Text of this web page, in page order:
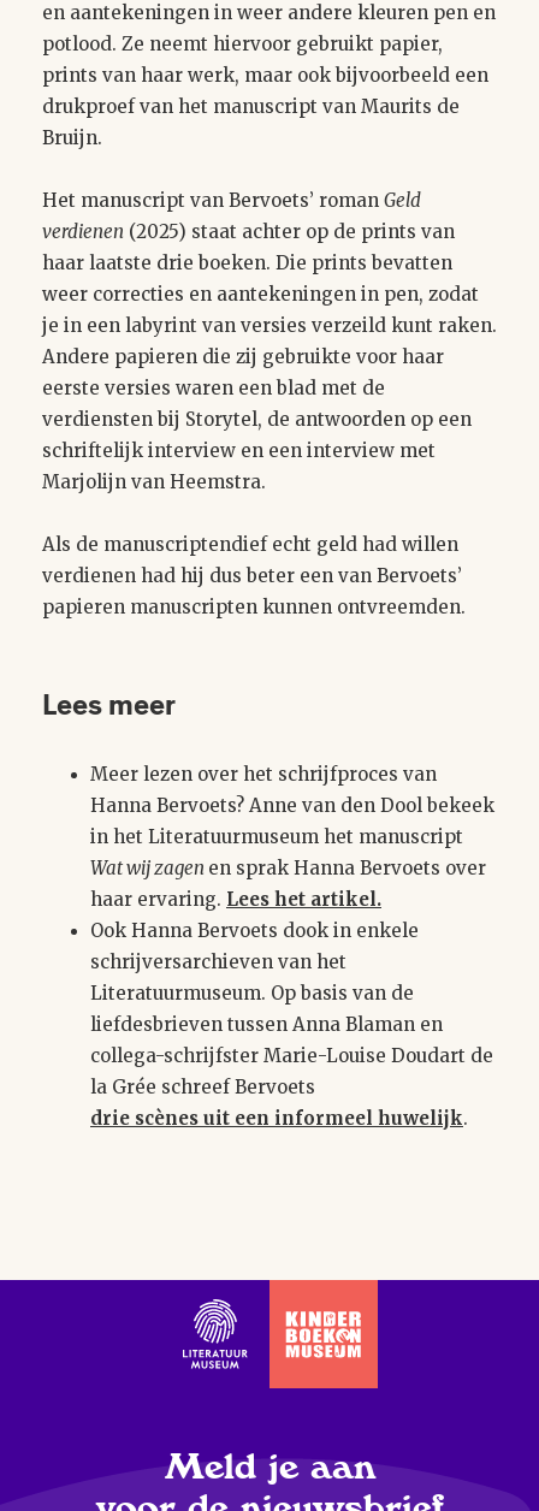
en aantekeningen in weer andere kleuren pen en
potlood. Ze neemt hiervoor gebruikt papier,
prints van haar werk, maar ook bijvoorbeeld een
drukproef van het manuscript van Maurits de
Bruijn.
Het manuscript van Bervoets’ roman Geld
verdienen (2025) staat achter op de prints van
haar laatste drie boeken. Die prints bevatten
weer correcties en aantekeningen in pen, zodat
je in een labyrint van versies verzeild kunt raken.
Andere papieren die zij gebruikte voor haar
eerste versies waren een blad met de
verdiensten bij Storytel, de antwoorden op een
schriftelijk interview en een interview met
Marjolijn van Heemstra.
Als de manuscriptendief echt geld had willen
verdienen had hij dus beter een van Bervoets’
papieren manuscripten kunnen ontvreemden.
Lees meer
Meer lezen over het schrijfproces van
Hanna Bervoets? Anne van den Dool bekeek
in het Literatuurmuseum het manuscript
Wat wij zagen en sprak Hanna Bervoets over
haar ervaring. Lees het artikel.
Ook Hanna Bervoets dook in enkele
schrijversarchieven van het
Literatuurmuseum. Op basis van de
liefdesbrieven tussen Anna Blaman en
collega-schrijfster Marie-Louise Doudart de
la Grée schreef Bervoets
drie scènes uit een informeel huwelijk.
Meld je aan